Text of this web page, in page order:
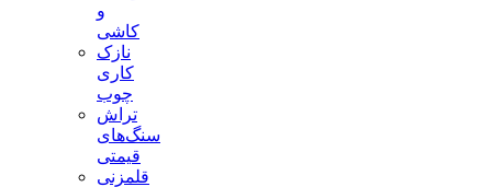
و
کاشی
نازک
کاری
چوب
تراش
سنگ‌های
قیمتی
قلمزنی